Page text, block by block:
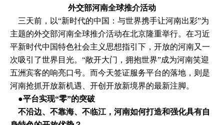
外交部河南全球推介活动
​ 三天前，以“新时代的中国：与世界携手让河南出彩”为
主题的外交部河南全球推介活动在北京隆重举行。在习近
平新时代中国特色社会主义思想指引下，开放的河南又一
次吸引了世界目光。“敞开大门，拥抱世界”成为河南笑迎
五洲宾客的响亮口号。而今天签证服务平台的落地，则是
河南抢抓开放新机遇、开创开放新境界的最新注脚。
●​​平台实现“零”的突破
不沿边、不靠海、不临江，河南如何打造和强化具有自